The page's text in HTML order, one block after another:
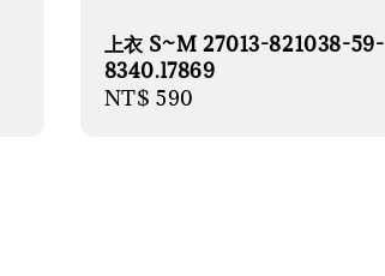
上衣 S~M 27013-821038-59-
8340.l7869
Regular
NT$ 590